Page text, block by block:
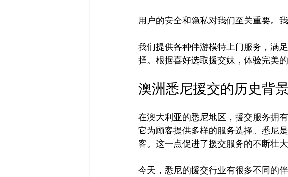
用户的安全和隐私对我们至关重要。
我们提供各种伴游模特上门服务，满
澳洲悉尼援交的历史背景
在澳大利亚的悉尼地区，援交服务拥
它为顾客提供多样的服务选择。悉尼
客。这一点促进了援交服务的不断壮大
今天，悉尼的援交行业有很多不同的